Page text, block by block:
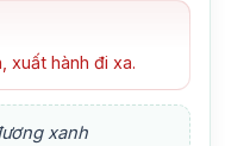
xuất hành đi xa.
xanh